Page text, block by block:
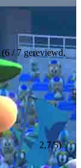
(6 / 7 gereviewd,
2,7/5)